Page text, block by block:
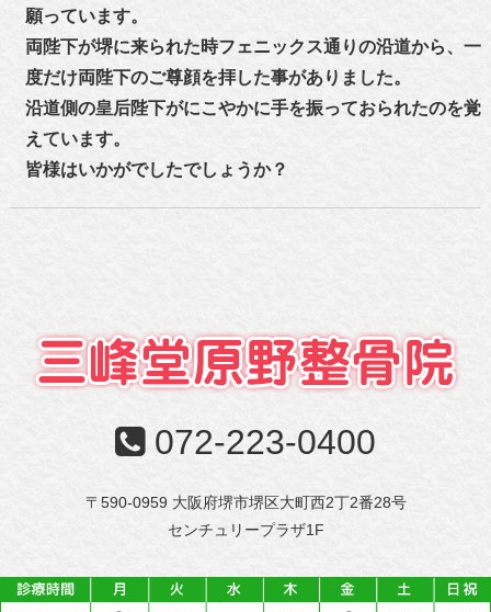
願っています。
両陛下が堺に来られた時フェニックス通りの沿道から、一
度だけ両陛下のご尊顔を拝した事がありました。
沿道側の皇后陛下がにこやかに手を振っておられたのを覚
えています。
皆様はいかがでしたでしょうか？
072-223-0400
〒590-0959 大阪府堺市堺区大町西2丁2番28号
センチュリープラザ1F